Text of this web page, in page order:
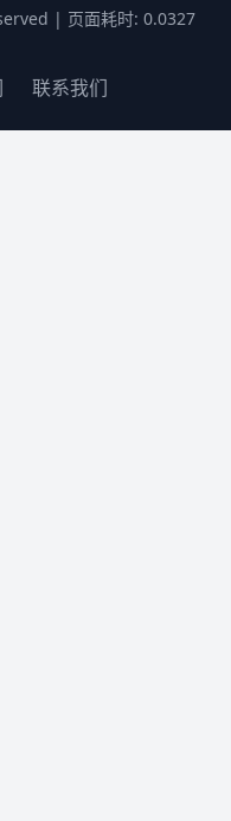
| 页面耗时: 0.0327
联系我们